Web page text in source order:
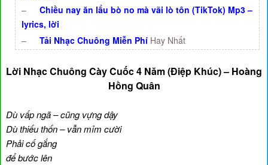
–
Chiều nay ăn lẩu bò no mà vãi lò tôn (TikTok) Mp3 –
lyrics, lời
–
Tải Nhạc Chuông Miễn Phí Hay Nhất
Lời Nhạc Chuông Cày Cuốc 4 Năm (Điệp Khúc) – Hoàng
Hồng Quân
Dù vấp ngã – cũng vựng dậy
Dù thiếu thốn – vẫn mỉm cười
Phải cố gắng
để bước lên